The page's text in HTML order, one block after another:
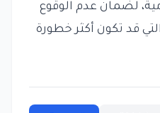
لضمان عدم الوقوع
قد تكون أكثر خطورة